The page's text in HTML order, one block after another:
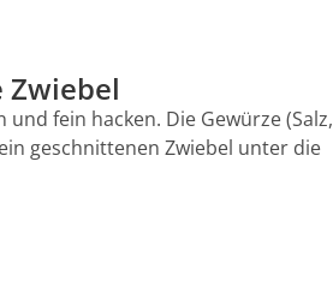
fein hacken. Die Gewürze (Salz,
geschnittenen Zwiebel unter die